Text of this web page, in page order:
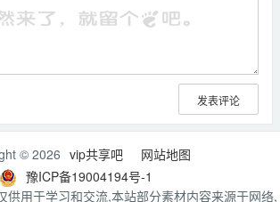
发表评论
© 2026 vip共享吧
网站地图
豫ICP备19004194号-1
供用于学习和交流,本站部分素材内容来源于网络,